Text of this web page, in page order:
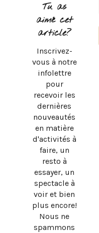
Tu as
aimé cet
article?
Inscrivez-
vous à notre
infolettre
pour
recevoir les
dernières
nouveautés
en matière
d'activités à
faire, un
resto à
essayer, un
spectacle à
voir et bien
plus encore!
Nous ne
spammons